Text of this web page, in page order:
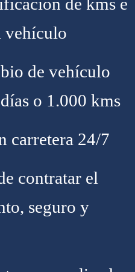
de kms e
vehículo
de vehículo
o 1.000 kms
carretera 24/7
contratar el
seguro y